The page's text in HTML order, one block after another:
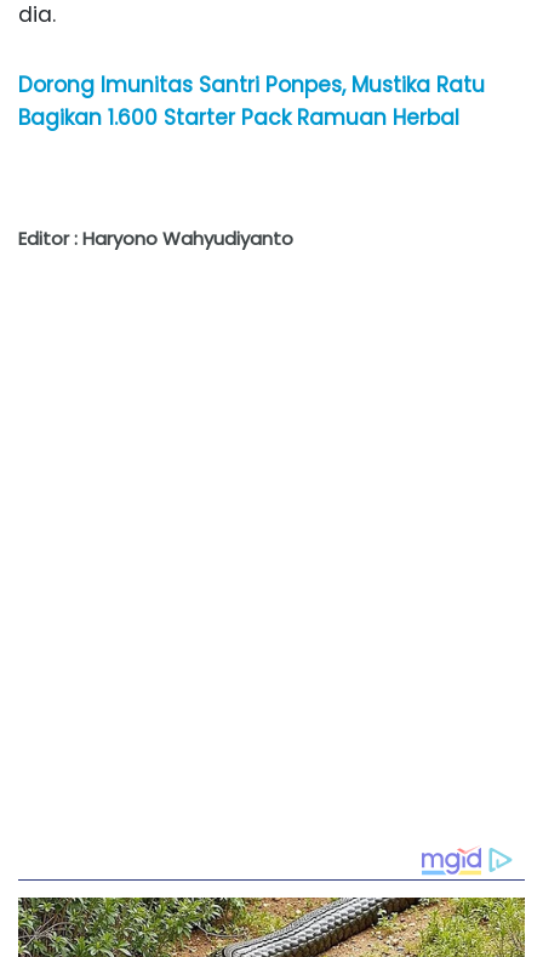
dia.
Dorong Imunitas Santri Ponpes, Mustika Ratu
Bagikan 1.600 Starter Pack Ramuan Herbal
Editor : Haryono Wahyudiyanto